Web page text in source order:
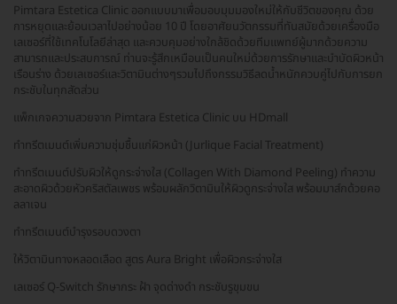
Pimtara Estetica Clinic ออกแบบมาเพื่อมอบมุมมองใหม่ให้กับชีวิตของคุณ ด้วย
การหยุดและย้อนเวลาไปอย่างน้อย 10 ปี โดยอาศัยนวัตกรรมที่ทันสมัยด้วยเครื่องมือ
เลเซอร์ที่ใช้เทคโนโลยีล่าสุด และควบคุมอย่างใกล้ชิดด้วยทีมแพทย์ผู้มากด้วยความ
สามารถและประสบการณ์ ท่านจะรู้สึกเหมือนเป็นคนใหม่ด้วยการรักษาและบำบัดผิวหน้า
เรือนร่าง ด้วยเลเซอร์และวิตามินต่างๆรวมไปถึงกรรมวิธีลดน้ำหนักควบคู่ไปกับการยก
กระชับในทุกสัดส่วน
แพ็กเกจความสวยจาก Pimtara Estetica Clinic บน HDmall
ทำทรีตเมนต์เพิ่มความชุ่มชื้นแก่ผิวหน้า (Jurlique Facial Treatment)
ทำทรีตเมนต์ปรับผิวให้ดูกระจ่างใส (Collagen With Diamond Peeling) ทำความ
สะอาดผิวด้วยหัวคริสตัลเพชร พร้อมผลักวิตามินให้ผิวดูกระจ่างใส พร้อมมาส์กด้วยคอ
ลลาเจน
ทำทรีตเมนต์บำรุงรอบดวงตา
ให้วิตามินทางหลอดเลือด สูตร Aura Bright เพื่อผิวกระจ่างใส
เลเซอร์ Q-Switch รักษากระ ฝ้า จุดด่างดำ กระชับรูขุมขน